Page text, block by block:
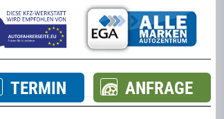
TERMIN ANFRAGE